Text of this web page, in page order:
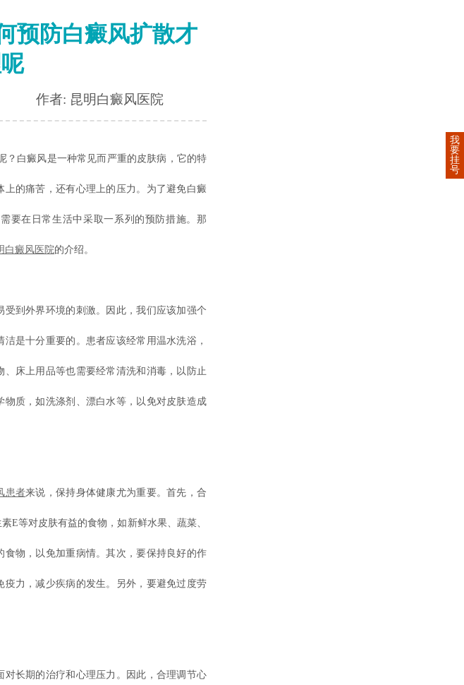
预防白癜风扩散才
作者: 昆明白癜风医院
？白癜风是一种常见而严重的皮肤病，它的特
的痛苦，还有心理上的压力。为了避免白癜
要在日常生活中采取一系列的预防措施。那
白癜风医院的介绍。
到外界环境的刺激。因此，我们应该加强个
是十分重要的。患者应该经常用温水洗浴，
床上用品等也需要经常清洗和消毒，以防止
质，如洗涤剂、漂白水等，以免对皮肤造成
患者来说，保持身体健康尤为重要。首先，合
E等对皮肤有益的食物，如新鲜水果、蔬菜、
物，以免加重病情。其次，要保持良好的作
力，减少疾病的发生。另外，要避免过度劳
对长期的治疗和心理压力。因此，合理调节心
我
要
挂
号